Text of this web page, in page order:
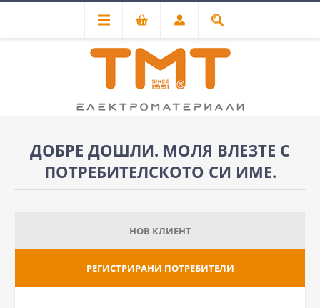
ДОБРЕ ДОШЛИ. МОЛЯ ВЛЕЗТЕ С
ПОТРЕБИТЕЛСКОТО СИ ИМЕ.
НОВ КЛИЕНТ
РЕГИСТРИРАНИ ПОТРЕБИТЕЛИ